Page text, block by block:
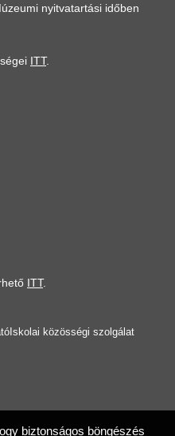
nyitvatartási időben
ITT.
ITT.
Iskolai közösségi szolgálat
biztonságos böngészés